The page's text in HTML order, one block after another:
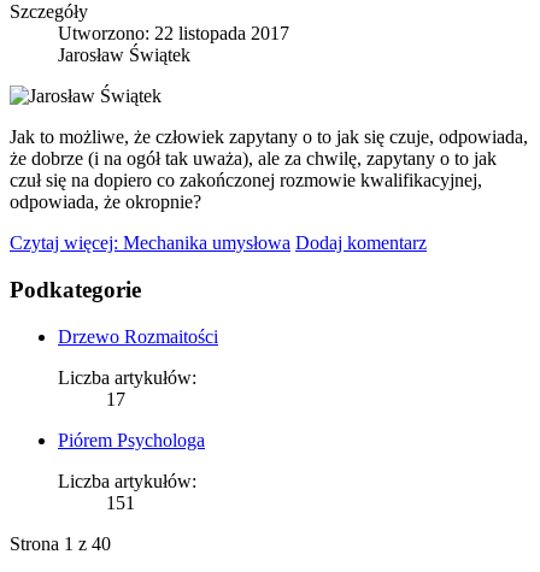
Szczegóły
Utworzono: 22 listopada 2017
Jarosław Świątek
Jak to możliwe, że człowiek zapytany o to jak się czuje, odpowiada,
że dobrze (i na ogół tak uważa), ale za chwilę, zapytany o to jak
czuł się na dopiero co zakończonej rozmowie kwalifikacyjnej,
odpowiada, że okropnie?
Czytaj więcej: Mechanika umysłowa Dodaj komentarz
Podkategorie
Drzewo Rozmaitości
Liczba artykułów:
17
Piórem Psychologa
Liczba artykułów:
151
Strona 1 z 40